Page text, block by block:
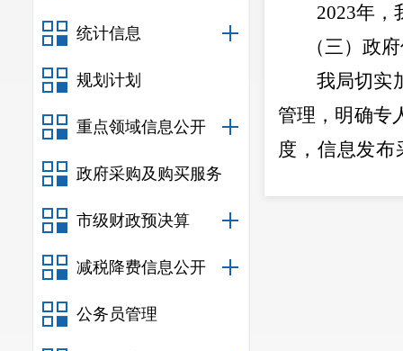
统计信息
规划计划
重点领域信息公开
政府采购及购买服务
市级财政预决算
减税降费信息公开
公务员管理
2023年，
（三）政
我局切实
管理，明确专
度，信息发